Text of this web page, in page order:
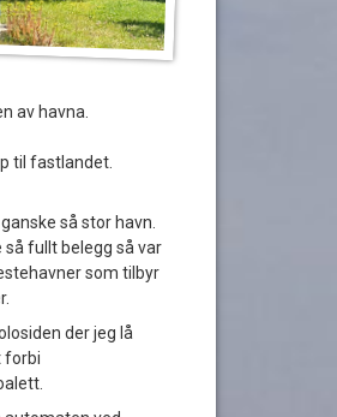
i resten av havna.
til fastlandet.
så stor havn.
så fullt belegg så var
som tilbyr
der jeg lå
forbi